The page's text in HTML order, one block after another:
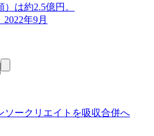
は約2.5億円。
2022年9月
ソークリエイトを吸収合併へ